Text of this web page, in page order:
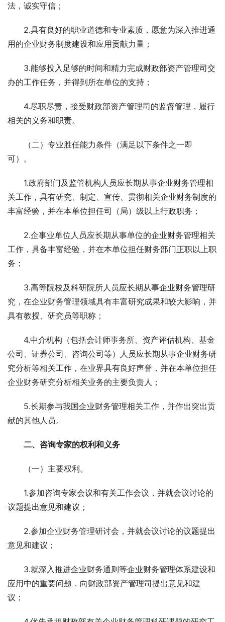
法，诚实守信；
2.具有良好的职业道德和专业素质，愿意为深入推进通
用的企业财务制度建设和应用贡献力量；
3.能够投入足够的时间和精力完成财政部资产管理司交
办的工作任务，并得到所在单位的支持；
4.尽职尽责，接受财政部资产管理司的监督管理，履行
相关的义务和职责。
（二）专业胜任能力条件（满足以下条件之一即
可）。
1.政府部门及监管机构人员应长期从事企业财务管理相
关工作，具有研究、制定、宣传、贯彻相关企业财务制度的
丰富经验，并在本单位担任司（局）级以上行政职务；
2.企事业单位人员应长期从事单位的企业财务管理相关
工作，具备丰富经验，并在本单位担任财务部门正职以上职
务；
3.高等院校及科研院所人员应长期从事企业财务管理研
究，在企业财务管理领域具有丰富研究成果和较大影响，并
具有教授、研究员等职称；
4.中介机构（包括会计师事务所、资产评估机构、基金
公司、证券公司、咨询公司等）人员应长期从事企业财务研
究分析等相关工作，在业界具有良好声誉，并在本单位担任
企业财务研究分析相关业务的主要负责人；
5.长期参与我国企业财务管理相关工作，并作出突出贡
献的其他人员。
二、咨询专家的权利和义务
（一）主要权利。
1.参加咨询专家会议和有关工作会议，并就会议讨论的
议题提出意见和建议；
2.参加企业财务管理研讨会，并就会议讨论的议题提出
意见和建议；
3.就深入推进企业财务通则等企业财务管理体系建设和
应用中的重要问题，向财政部资产管理司提出意见和建
议；